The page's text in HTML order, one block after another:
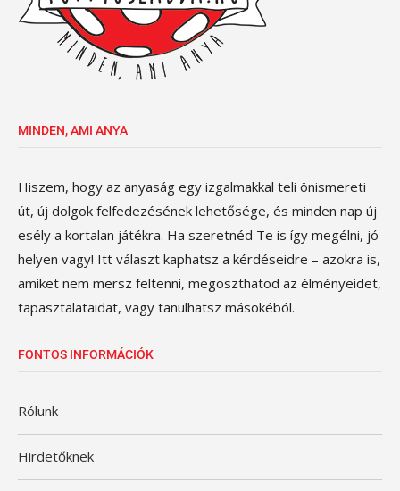
MINDEN, AMI ANYA
Hiszem, hogy az anyaság egy izgalmakkal teli önismereti
út, új dolgok felfedezésének lehetősége, és minden nap új
esély a kortalan játékra. Ha szeretnéd Te is így megélni, jó
helyen vagy! Itt választ kaphatsz a kérdéseidre – azokra is,
amiket nem mersz feltenni, megoszthatod az élményeidet,
tapasztalataidat, vagy tanulhatsz másokéból.
FONTOS INFORMÁCIÓK
Rólunk
Hirdetőknek